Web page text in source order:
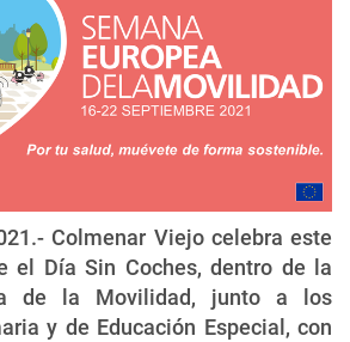
Colmenar Viejo celebra este
el Día Sin Coches, dentro de la
de la Movilidad, junto a los
y de Educación Especial, con